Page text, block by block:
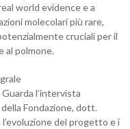
world evidence e a
molecolari più rare,
cruciali per il
al polmone.
l’intervista
Fondazione, dott.
del progetto e i